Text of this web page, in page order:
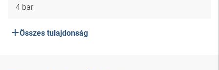
4 bar
Összes tulajdonság